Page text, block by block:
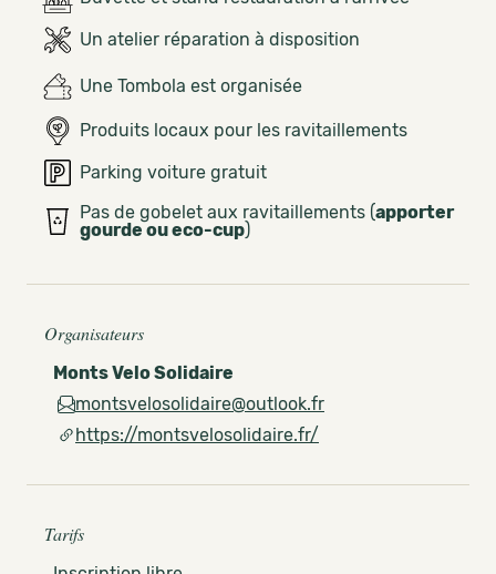
Un atelier réparation à disposition
Une Tombola est organisée
Produits locaux pour les ravitaillements
Parking voiture gratuit
Pas de gobelet aux ravitaillements (apporter
gourde ou eco-cup)
Organisateurs
Monts Velo Solidaire
montsvelosolidaire@outlook.fr
https://montsvelosolidaire.fr/
Tarifs